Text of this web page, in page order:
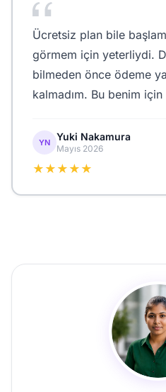
Ücretsiz plan bile
görmem için yeterliydi.
bilmeden önce ödeme
kalmadım. Bu benim
YN Yuki Nakamura
Mayıs 2026
★★★★★